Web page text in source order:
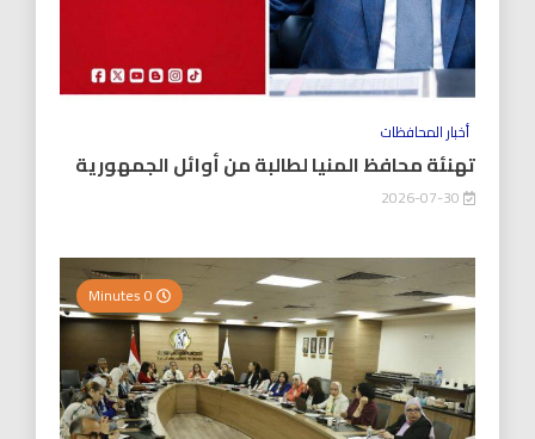
أخبار المحافظات
تهنئة محافظ المنيا لطالبة من أوائل الجمهورية